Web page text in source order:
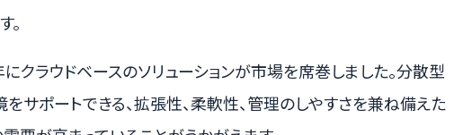
。
クラウドベースのソリューションが市場を席巻しました。分散型
サポートできる、拡張性、柔軟性、管理のしやすさを兼ね備えた